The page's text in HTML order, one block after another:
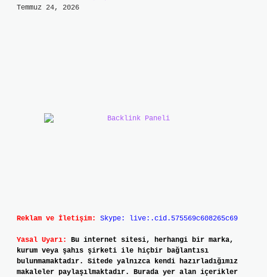
Temmuz 24, 2026
Reklam ve İletişim: Skype: live:.cid.575569c608265c69
Yasal Uyarı:
Bu internet sitesi, herhangi bir marka,
kurum veya şahıs şirketi ile hiçbir bağlantısı
bulunmamaktadır. Sitede yalnızca kendi hazırladığımız
makaleler paylaşılmaktadır. Burada yer alan içerikler